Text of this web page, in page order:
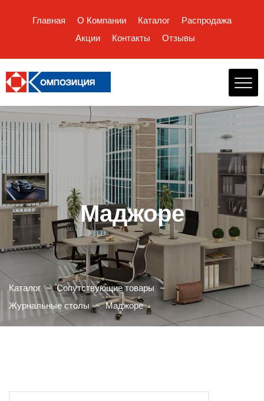
Главная О Компании Каталог
Распродажа
Акции
Контакты Отзывы
Маджоре
Каталог
Сопутствующие товары
Журнальные столы
Маджоре